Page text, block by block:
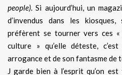
people). Si aujourd’hui, un
d’invendus dans les
préfèrent se tourner vers ces
culture » qu’elle déteste,
arrogance et de son fantasme de
J garde bien à l’esprit qu’on